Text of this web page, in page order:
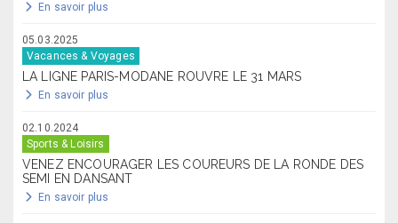
En savoir plus
05.03.2025
Vacances & Voyages
LA LIGNE PARIS-MODANE ROUVRE LE 31 MARS
En savoir plus
02.10.2024
Sports & Loisirs
VENEZ ENCOURAGER LES COUREURS DE LA RONDE DES
SEMI EN DANSANT
En savoir plus